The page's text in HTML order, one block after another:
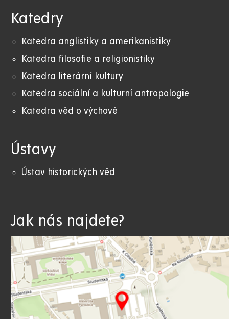
Katedry
Katedra anglistiky a amerikanistiky
Katedra filosofie a religionistiky
Katedra literární kultury
Katedra sociální a kulturní antropologie
Katedra věd o výchově
Ústavy
Ústav historických věd
Jak nás najdete?